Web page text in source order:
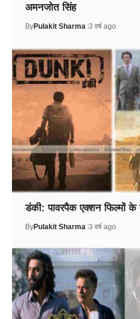
अमनजोत सिंह
ByPulakit Sharma 3 वर्ष ago
डंकी: पावरपैक एक्शन फिल्मों के
ByPulakit Sharma 3 वर्ष ago